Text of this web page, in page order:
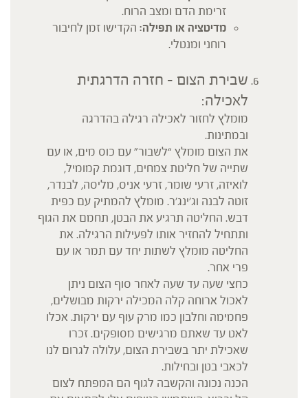
זרימת הדם ומצב הרוח.
מדיטציה או תפילה: הקדישו זמן לחיבור
רוחני ומנטלי.
שבירת הצום – חזרה הדרגתית
לאכילה:
מומלץ לחזור לאכילה רגילה בהדרגה
ובמתינות.
את הצום מומלץ “לשבור” עם כוס מים, או עם
שתייה של חליטת צמחים, דוגמת קמומיל,
לואיזה, זרעי שומר, זרעי אניס, מליסה, לבנדר,
זוטה לבנה וג’ינג’ר. מומלץ להמתיק עם כפית
דבש. החליטה תרגיע את הבטן, תחמם את הגוף
ותתחיל להחזיר אותו לפעילות הרגילה. את
החליטה מומלץ לשתות יחד עם תמר או עם
פרי אחר.
כחצי שעה עד שעה לאחר סוף הצום ניתן
לאכול ארוחה קלה המכילה ירקות מבושלים,
פחמימה וחלבון כמו מרק עוף עם ירקות. אכלו
לאט עד שאתם מרגישים מסופקים. זכרו
שאכילת יתר בשבירת הצום, עלולה לגרום לנו
לכאבי בטן ובחילות.
הכנה נכונה והקשבה לגוף הם המפתח לצום